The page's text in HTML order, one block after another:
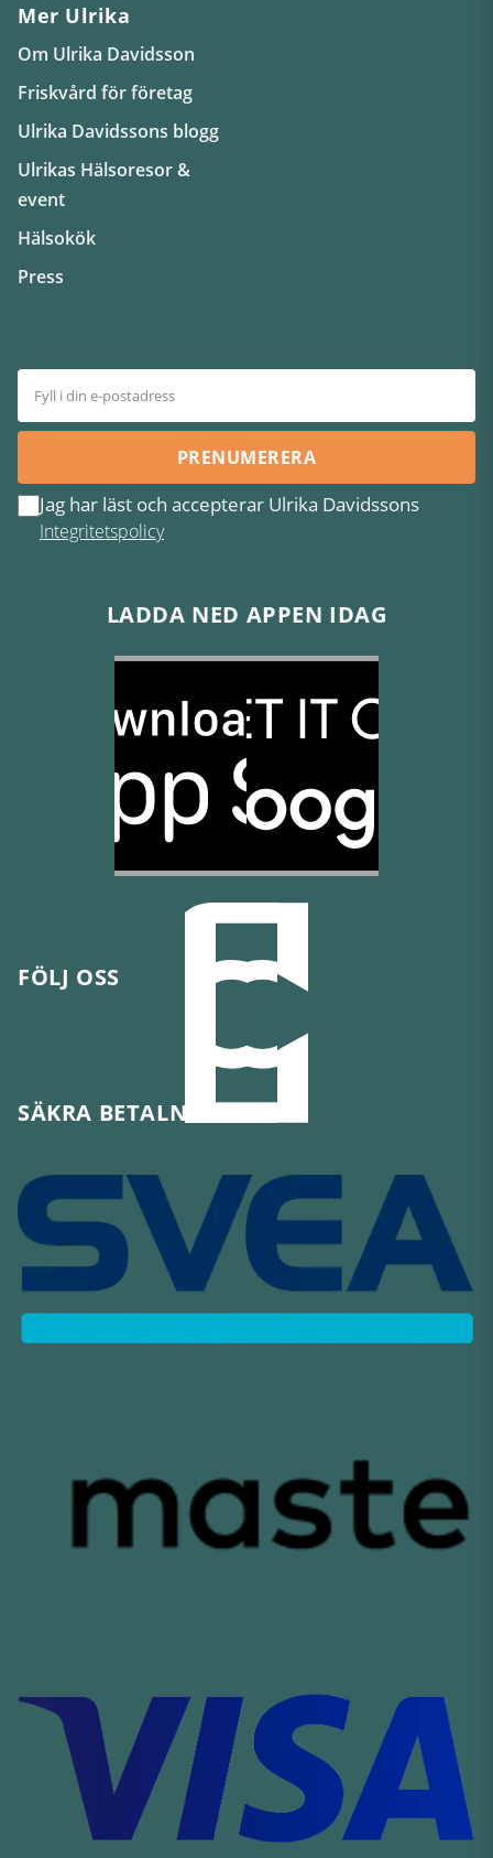
Mer Ulrika
Om Ulrika Davidsson
Friskvård för företag
Ulrika Davidssons blogg
Ulrikas Hälsoresor &
event
Hälsokök
Press
PRENUMERERA
Jag har läst och accepterar Ulrika Davidssons
Integritetspolicy
LADDA NED APPEN IDAG
FÖLJ OSS
SÄKRA BETALNINGAR